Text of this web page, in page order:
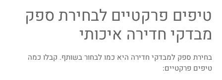
טיפים פרקטיים לבחירת ספק
מבדקי חדירה איכותי
בחירת ספק למבדקי חדירה היא כמו לבחור בשותף. קבלו כמה
טיפים פרקטיים: